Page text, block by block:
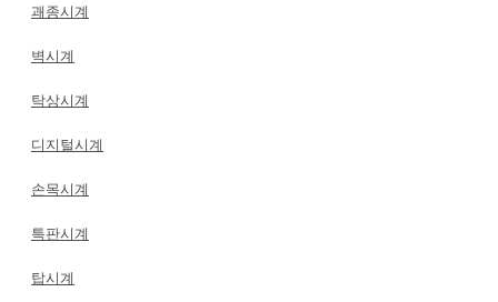
괘종시계
벽시계
탁상시계
디지털시계
손목시계
특판시계
탑시계